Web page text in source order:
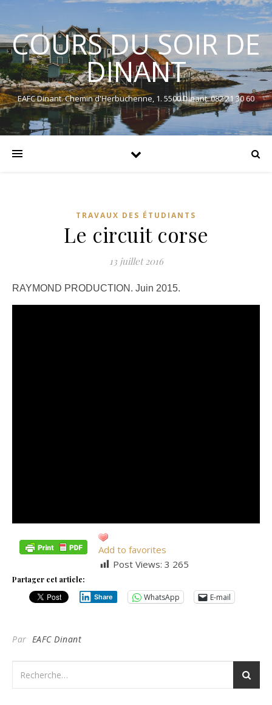
COURS DU SOIR DE
DINANT
EAFC Dinant. Chemin d'Herbuchenne, 1. 5500 Dinant. 082 21 30 60
TRAVAUX DES ÉTUDIANTS
Le circuit corse
13 juillet 2016
RAYMOND PRODUCTION. Juin 2015.
Add to favorites
Post Views: 3 265
Partager cet article:
Share WhatsApp E-mail
Par EAFC Dinant